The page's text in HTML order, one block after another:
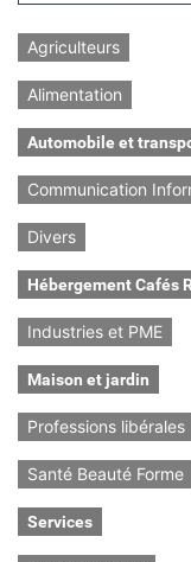
Agriculteurs
Alimentation
Automobile et
Communication
Divers
Hébergement Cafés
Industries et PME
Maison et jardin
Professions libérales
Santé Beauté Forme
Services